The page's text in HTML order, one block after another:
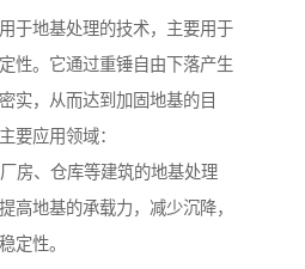
于地基处理的技术，主要用于
性。它通过重锤自由下落产生
实，从而达到加固地基的目
要应用领域：
房、仓库等建筑的地基处理
高地基的承载力，减少沉降，
定性。